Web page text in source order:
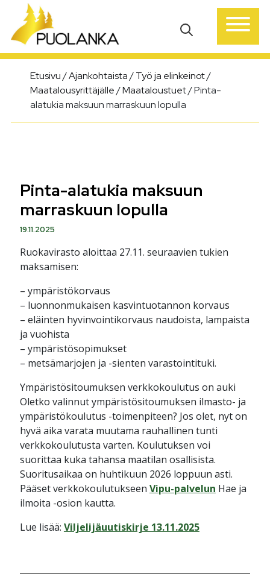
Päävalikko
Etusivu/Ajankohtaista/Työ ja elinkeinot/
Maatalousyrittäjälle/Maataloustuet/Pinta-
alatukia maksuun marraskuun lopulla
Pinta-alatukia maksuun
marraskuun lopulla
19.11.2025
Ruokavirasto aloittaa 27.11. seuraavien tukien
maksamisen:
– ympäristökorvaus
– luonnonmukaisen kasvintuotannon korvaus
– eläinten hyvinvointikorvaus naudoista, lampaista
ja vuohista
– ympäristösopimukset
– metsämarjojen ja -sienten varastointituki.
Ympäristösitoumuksen verkkokoulutus on auki
Oletko valinnut ympäristösitoumuksen ilmasto- ja
ympäristökoulutus -toimenpiteen? Jos olet, nyt on
hyvä aika varata muutama rauhallinen tunti
verkkokoulutusta varten. Koulutuksen voi
suorittaa kuka tahansa maatilan osallisista.
Suoritusaikaa on huhtikuun 2026 loppuun asti.
Pääset verkkokoulutukseen Vipu-palvelun Hae ja
ilmoita -osion kautta.
Lue lisää: Viljelijäuutiskirje 13.11.2025